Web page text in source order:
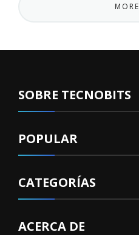
MORE
SOBRE TECNOBITS
POPULAR
CATEGORÍAS
ACERCA DE